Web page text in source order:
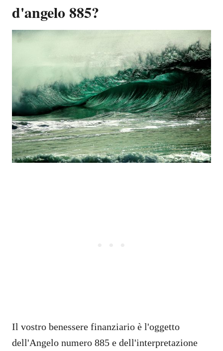
d'angelo 885?
Il vostro benessere finanziario è l'oggetto
dell'Angelo numero 885 e dell'interpretazione